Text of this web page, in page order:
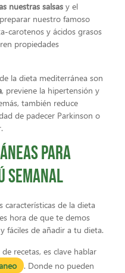
nuestras salsas y el
nuestro famoso
carotenos y ácidos grasos
propiedades
la dieta mediterránea son
, previene la hipertensión y
también reduce
de padecer Parkinson o
para
semanal
características de la dieta
hora de que te demos
fáciles de añadir a tu dieta.
recetas, es clave hablar
. Donde no pueden